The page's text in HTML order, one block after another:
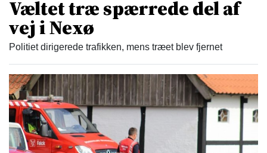
Væltet træ spærrede del af
vej i Nexø
Politiet dirigerede trafikken, mens træet blev fjernet